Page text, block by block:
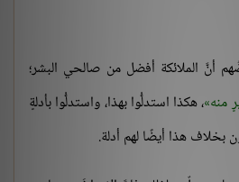
أنَّ الملائكة أفضل من صالحي البشر؛
منه ، هكذا استدلُّوا بهذا، واستدلُّوا بأدلةٍ
بخلاف هذا أيضًا لهم أدلة.